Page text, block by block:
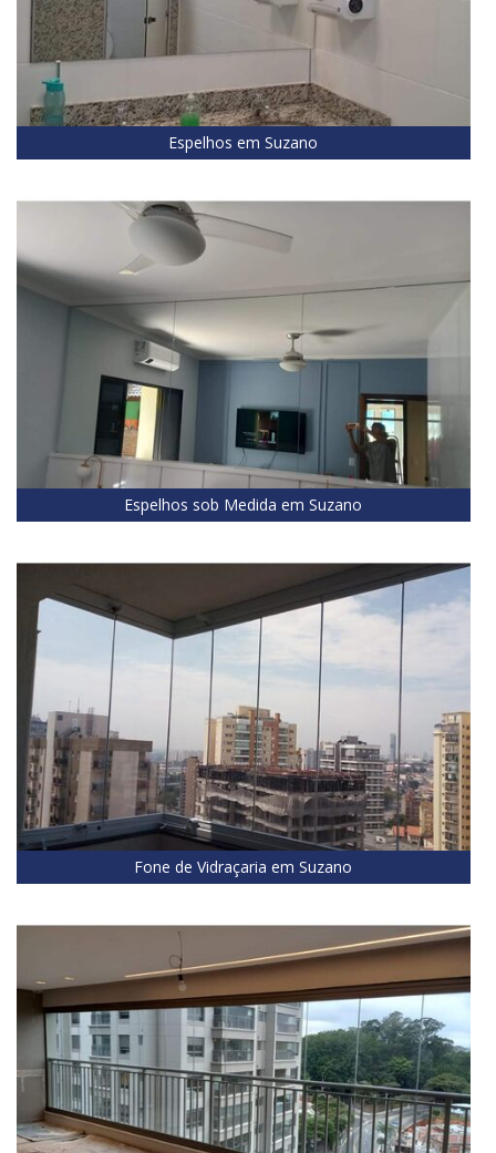
Espelhos em Suzano
Espelhos sob Medida em Suzano
Fone de Vidraçaria em Suzano